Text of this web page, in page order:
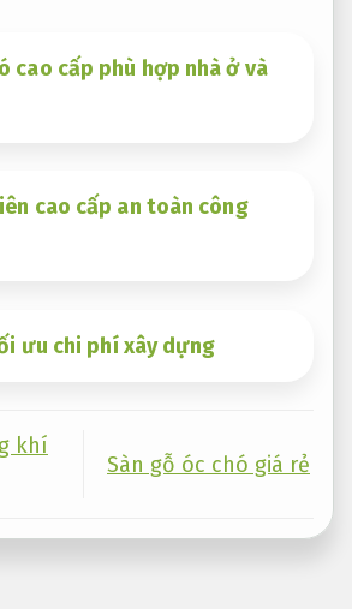
cao cấp phù hợp nhà ở và
cao cấp an toàn công
ưu chi phí xây dựng
khí
Sàn gỗ óc chó giá rẻ